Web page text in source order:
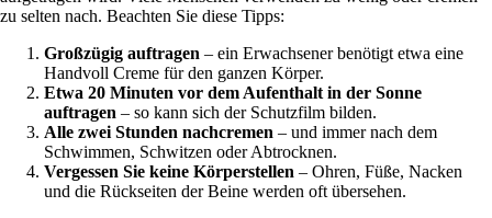
zu selten nach. Beachten Sie diese Tipps:
Großzügig auftragen – ein Erwachsener benötigt etwa eine
Handvoll Creme für den ganzen Körper.
Etwa 20 Minuten vor dem Aufenthalt in der Sonne
auftragen – so kann sich der Schutzfilm bilden.
Alle zwei Stunden nachcremen – und immer nach dem
Schwimmen, Schwitzen oder Abtrocknen.
Vergessen Sie keine Körperstellen – Ohren, Füße, Nacken
und die Rückseiten der Beine werden oft übersehen.